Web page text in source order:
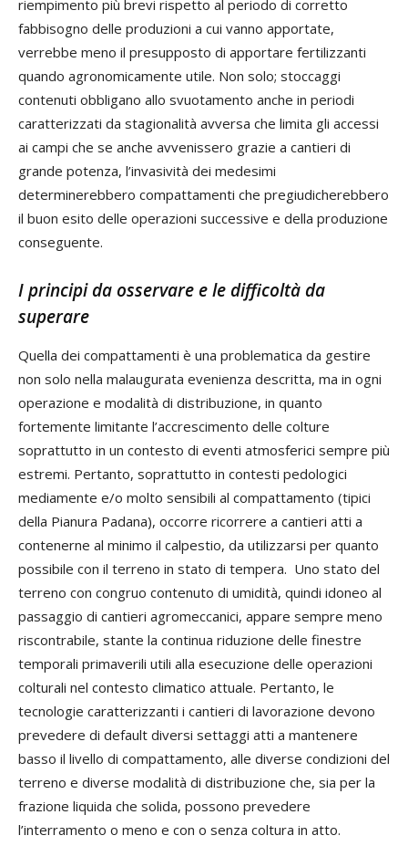
riempimento più brevi rispetto al periodo di corretto
fabbisogno delle produzioni a cui vanno apportate,
verrebbe meno il presupposto di apportare fertilizzanti
quando agronomicamente utile. Non solo; stoccaggi
contenuti obbligano allo svuotamento anche in periodi
caratterizzati da stagionalità avversa che limita gli accessi
ai campi che se anche avvenissero grazie a cantieri di
grande potenza, l’invasività dei medesimi
determinerebbero compattamenti che pregiudicherebbero
il buon esito delle operazioni successive e della produzione
conseguente.
I principi da osservare e le difficoltà da
superare
Quella dei compattamenti è una problematica da gestire
non solo nella malaugurata evenienza descritta, ma in ogni
operazione e modalità di distribuzione, in quanto
fortemente limitante l’accrescimento delle colture
soprattutto in un contesto di eventi atmosferici sempre più
estremi. Pertanto, soprattutto in contesti pedologici
mediamente e/o molto sensibili al compattamento (tipici
della Pianura Padana), occorre ricorrere a cantieri atti a
contenerne al minimo il calpestio, da utilizzarsi per quanto
possibile con il terreno in stato di tempera. Uno stato del
terreno con congruo contenuto di umidità, quindi idoneo al
passaggio di cantieri agromeccanici, appare sempre meno
riscontrabile, stante la continua riduzione delle finestre
temporali primaverili utili alla esecuzione delle operazioni
colturali nel contesto climatico attuale. Pertanto, le
tecnologie caratterizzanti i cantieri di lavorazione devono
prevedere di default diversi settaggi atti a mantenere
basso il livello di compattamento, alle diverse condizioni del
terreno e diverse modalità di distribuzione che, sia per la
frazione liquida che solida, possono prevedere
l’interramento o meno e con o senza coltura in atto.